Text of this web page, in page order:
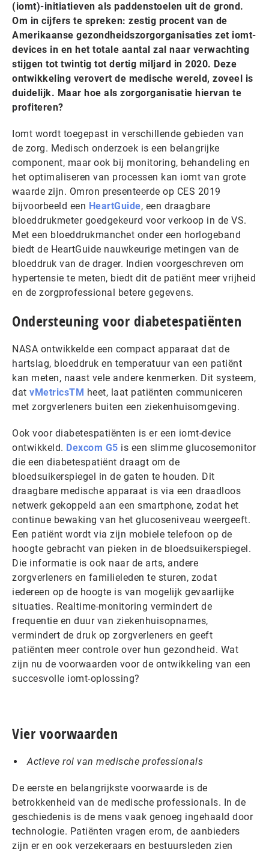
(iomt)-initiatieven als paddenstoelen uit de grond.
Om in cijfers te spreken: zestig procent van de
Amerikaanse gezondheidszorgorganisaties zet iomt-
devices in en het totale aantal zal naar verwachting
stijgen tot twintig tot dertig miljard in 2020. Deze
ontwikkeling verovert de medische wereld, zoveel is
duidelijk. Maar hoe als zorgorganisatie hiervan te
profiteren?
Iomt wordt toegepast in verschillende gebieden van
de zorg. Medisch onderzoek is een belangrijke
component, maar ook bij monitoring, behandeling en
het optimaliseren van processen kan iomt van grote
waarde zijn. Omron presenteerde op CES 2019
bijvoorbeeld een HeartGuide, een draagbare
bloeddrukmeter goedgekeurd voor verkoop in de VS.
Met een bloeddrukmanchet onder een horlogeband
biedt de HeartGuide nauwkeurige metingen van de
bloeddruk van de drager. Indien voorgeschreven om
hypertensie te meten, biedt dit de patiënt meer vrijheid
en de zorgprofessional betere gegevens.
Ondersteuning voor diabetespatiënten
NASA ontwikkelde een compact apparaat dat de
hartslag, bloeddruk en temperatuur van een patiënt
kan meten, naast vele andere kenmerken. Dit systeem,
dat vMetricsTM heet, laat patiënten communiceren
met zorgverleners buiten een ziekenhuisomgeving.
Ook voor diabetespatiënten is er een iomt-device
ontwikkeld. Dexcom G5 is een slimme glucosemonitor
die een diabetespatiënt draagt ​​om de
bloedsuikerspiegel in de gaten te houden. Dit
draagbare medische apparaat is via een draadloos
netwerk gekoppeld aan een smartphone, zodat het
continue bewaking van het glucoseniveau weergeeft.
Een patiënt wordt via zijn mobiele telefoon op de
hoogte gebracht van pieken in de bloedsuikerspiegel.
Die informatie is ook naar de arts, andere
zorgverleners en familieleden te sturen, zodat
iedereen op de hoogte is van mogelijk gevaarlijke
situaties. Realtime-monitoring vermindert de
frequentie en duur van ziekenhuisopnames,
vermindert de druk op zorgverleners en geeft
patiënten meer controle over hun gezondheid. Wat
zijn nu de voorwaarden voor de ontwikkeling van een
succesvolle iomt-oplossing?
Vier voorwaarden
Actieve rol van medische professionals
De eerste en belangrijkste voorwaarde is de
betrokkenheid van de medische professionals. In de
geschiedenis is de mens vaak genoeg ingehaald door
technologie. Patiënten vragen erom, de aanbieders
zijn er en ook verzekeraars en bestuursleden zien